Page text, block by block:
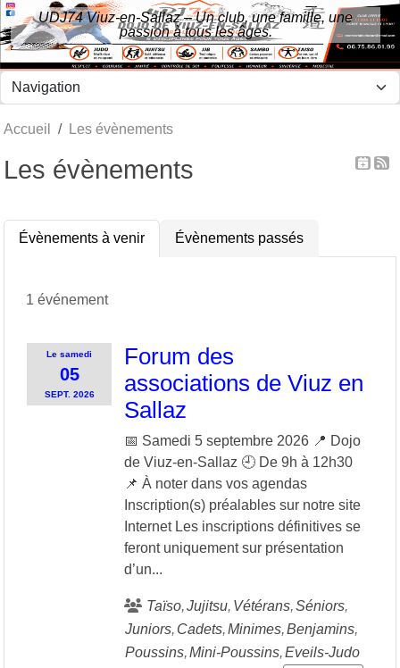
UDJ74 Viuz-en-Sallaz – Un club, une famille, une
passion à tous les âges.
Accueil Les évènements
Les évènements
Évènements à venir Évènements passés
1 événement
Lesamedi
05
SEPT. 2026
Forum des
associations de Viuz en
Sallaz
📅 Samedi 5 septembre 2026 📍 Dojo
de Viuz-en-Sallaz 🕘 De 9h à 12h30
📌 À noter dans vos agendas
Inscription(s) préalables sur notre site
Internet Les inscriptions définitives se
feront uniquement sur présentation
d’un...
Taïso Jujitsu Vétérans Séniors
Juniors Cadets Minimes Benjamins
Poussins Mini-Poussins Eveils-Judo
Panneau de gestion des cookies